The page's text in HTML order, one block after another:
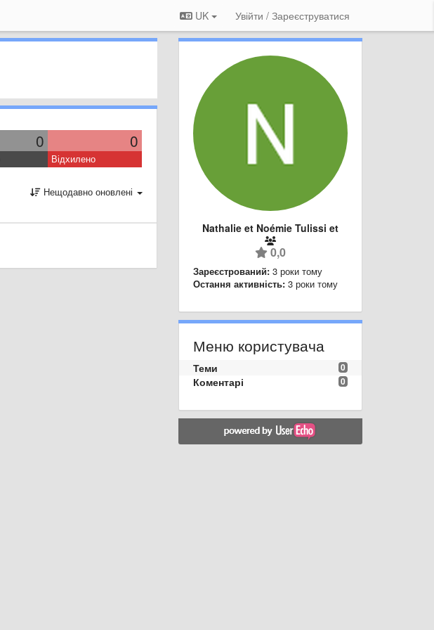
UK Увійти / Зареєструватися
0 0
Відхилено
Нещодавно оновлені
Nathalie et Noémie Tulissi et
0,0
Зареєстрований: 3 роки тому
Остання активність: 3 роки тому
Меню користувача
0
Теми
0
Коментарі